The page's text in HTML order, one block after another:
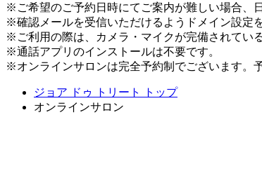
※ご希望のご予約日時にてご案内が難しい場合、
※確認メールを受信いただけるようドメイン設定
※ご利用の際は、カメラ・マイクが完備されてい
※通話アプリのインストールは不要です。
※オンラインサロンは完全予約制でございます。
ジョア ドゥ トリート トップ
オンラインサロン